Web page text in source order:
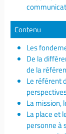
Contenu
Les
De la
de la
Le référent
La mission,
La place et
personne à